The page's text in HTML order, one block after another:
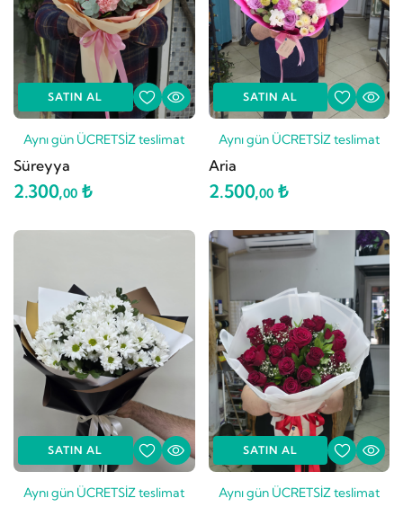
SATIN AL
Aynı gün ÜCRETSİZ teslimat
Süreyya
2.300,00 ₺
SATIN AL
Aynı gün ÜCRETSİZ teslimat
Aria
2.500,00₺
SATIN AL
Aynı gün ÜCRETSİZ teslimat
SATIN AL
Aynı gün ÜCRETSİZ teslimat